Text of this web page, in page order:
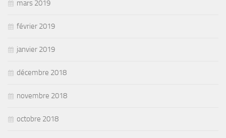
mars 2019
février 2019
janvier 2019
décembre 2018
novembre 2018
octobre 2018